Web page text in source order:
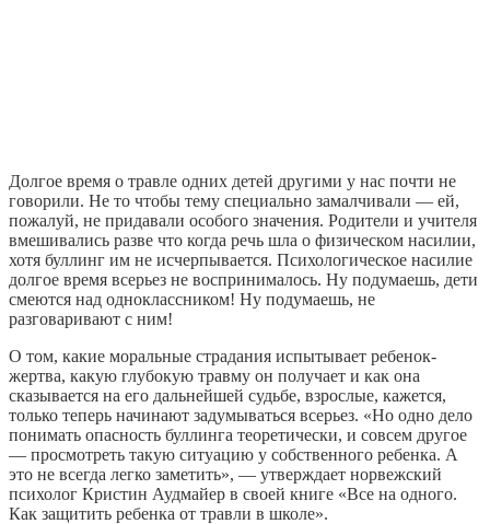
Долгое время о травле одних детей другими у нас почти не
говорили. Не то чтобы тему специально замалчивали — ей,
пожалуй, не придавали особого значения. Родители и учителя
вмешивались разве что когда речь шла о физическом насилии,
хотя буллинг им не исчерпывается. Психологическое насилие
долгое время всерьез не воспринималось. Ну подумаешь, дети
смеются над одноклассником! Ну подумаешь, не
разговаривают с ним!
О том, какие моральные страдания испытывает ребенок-
жертва, какую глубокую травму он получает и как она
сказывается на его дальнейшей судьбе, взрослые, кажется,
только теперь начинают задумываться всерьез. «Но одно дело
понимать опасность буллинга теоретически, и совсем другое
— просмотреть такую ситуацию у собственного ребенка. А
это не всегда легко заметить», — утверждает норвежский
психолог Кристин Аудмайер в своей книге «Все на одного.
Как защитить ребенка от травли в школе».